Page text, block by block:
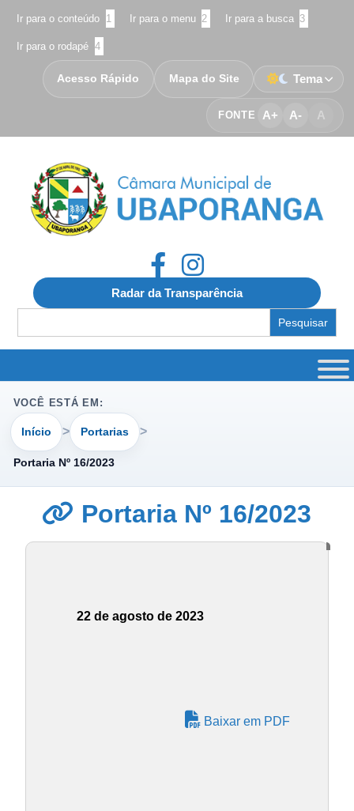
Ir para o conteúdo 1 Ir para o menu 2 Ir para a busca 3
Ir para o rodapé 4
FONTE A+ A- A
Acesso Rápido Mapa do Site Tema
Radar da Transparência
for:
VOCÊ ESTÁ EM:
Início Portarias
Portaria Nº 16/2023
Portaria Nº 16/2023
22 de agosto de 2023
Baixar em PDF